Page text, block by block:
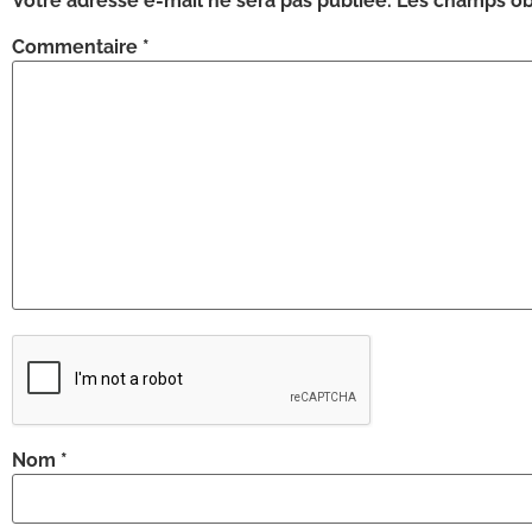
Commentaire *
Nom *